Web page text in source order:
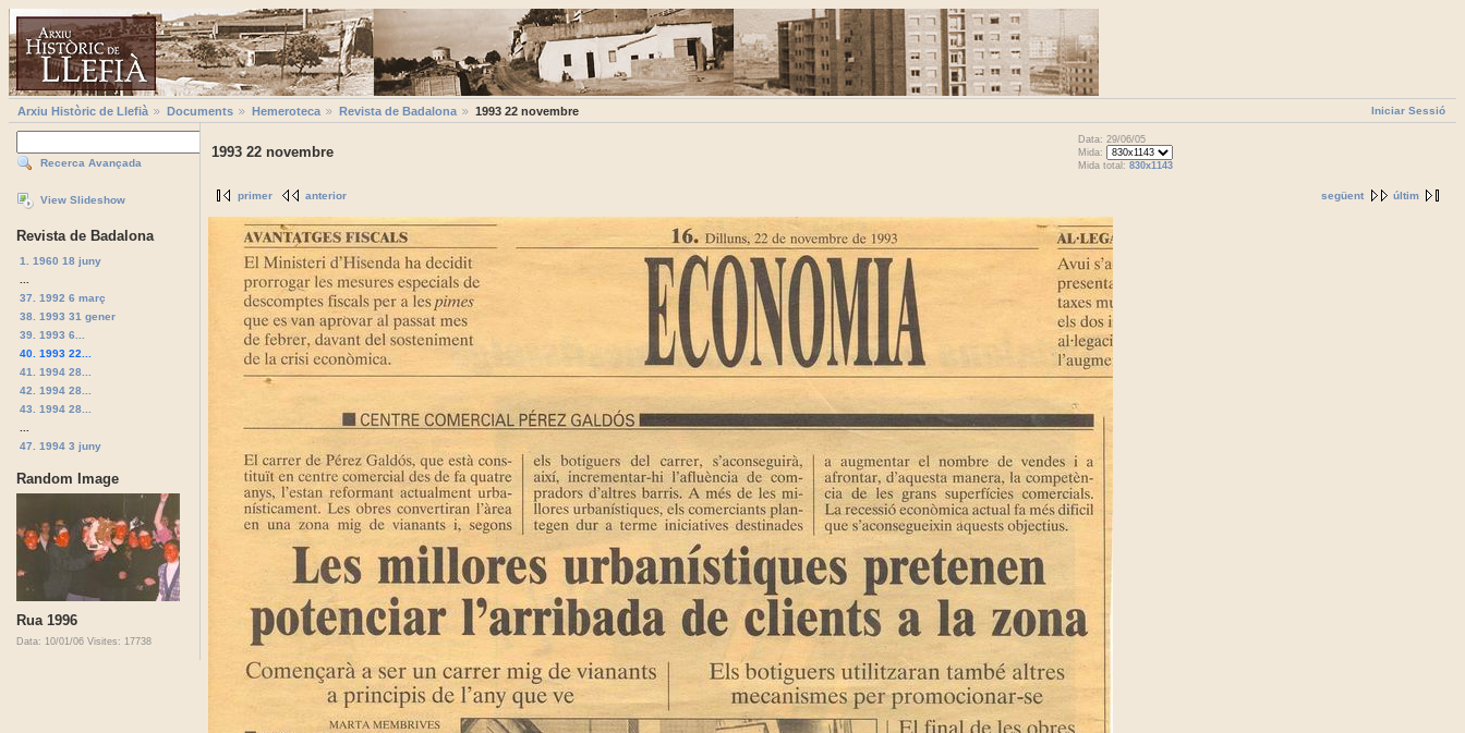
Iniciar Sessió
Arxiu Històric de Llefià Documents Hemeroteca Revista de Badalona 1993 22 novembre
Recerca Avançada
View Slideshow
Revista de Badalona
1. 1960 18 juny
37. 1992 6 març
38. 1993 31 gener
39. 1993 6...
40. 1993 22...
41. 1994 28...
42. 1994 28...
43. 1994 28...
47. 1994 3 juny
Random Image
Rua 1996
Data: 10/01/06 Visites: 17738
1993 22 novembre
Data: 29/06/05
Mida:
Mida total: 830x1143
següent últim
primer anterior